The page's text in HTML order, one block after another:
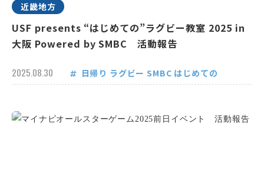
近畿地方
USF presents “はじめての”ラグビー教室 2025 in
大阪 Powered by SMBC 活動報告
2025.08.30 日帰り ラグビー SMBC はじめての